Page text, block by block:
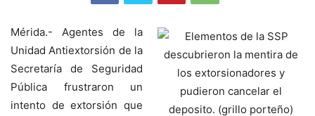
Mérida.- Agentes de la
Unidad Antiextorsión de la
Secretaría de Seguridad
Pública frustraron un
intento de extorsión que